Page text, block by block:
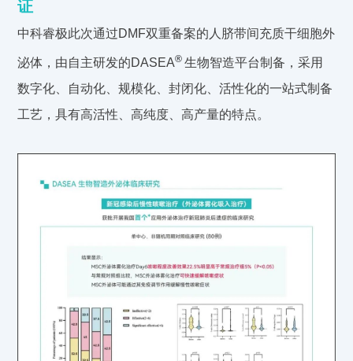
证
中科睿极此次通过DMF双重备案的人脐带间充质干细胞外
泌体，由自主研发的DASEA® 生物智造平台制备，采用
数字化、自动化、规模化、封闭化、活性化的一站式制备
工艺，具有高活性、高纯度、高产量的特点。